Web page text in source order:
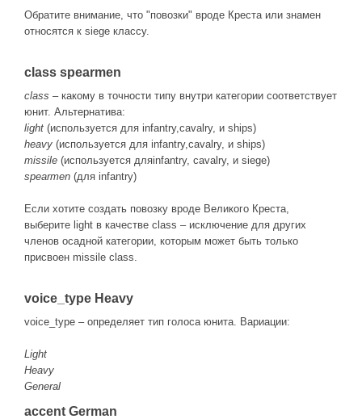
Обратите внимание, что "повозки" вроде Креста или знамен
относятся к siege классу.
class spearmen
class – какому в точности типу внутри категории соответствует
юнит. Альтернатива:
light (используется для infantry,cavalry, и ships)
heavy (используется для infantry,cavalry, и ships)
missile (используется дляinfantry, cavalry, и siege)
spearmen (для infantry)
Если хотите создать повозку вроде Великого Креста,
выберите light в качестве class – исключение для других
членов осадной категории, которым может быть только
присвоен missile class.
voice_type Heavy
voice_type – определяет тип голоса юнита. Вариации:
Light
Heavy
General
accent German